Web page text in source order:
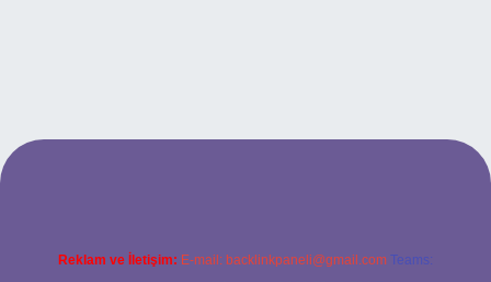
Reklam ve İletişim: E-mail: backlinkpaneli@gmail.com Teams: